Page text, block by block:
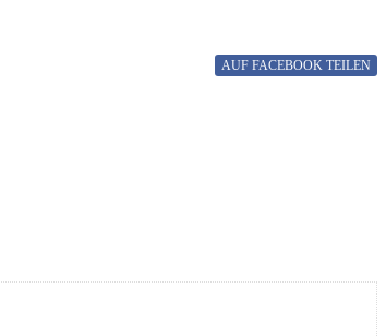
AUF FACEBOOK TEILEN